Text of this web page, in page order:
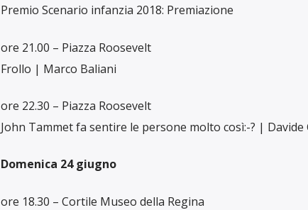
Premio Scenario infanzia 2018: Premiazione
ore 21.00 – Piazza Roosevelt
Frollo | Marco Baliani
ore 22.30 – Piazza Roosevelt
John Tammet fa sentire le persone molto così:-? | Davide
Domenica 24 giugno
ore 18.30 – Cortile Museo della Regina